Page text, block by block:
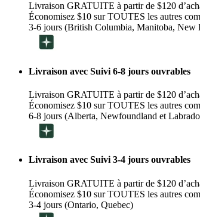
Livraison GRATUITE à partir de $120
Économisez $10 sur TOUTES les autres
3-6 jours (British Columbia, Manitoba,
Livraison avec Suivi 6-8 jours ouvrables
Livraison GRATUITE à partir de $120
Économisez $10 sur TOUTES les autres
6-8 jours (Alberta, Newfoundland et
Livraison avec Suivi 3-4 jours ouvrables
Livraison GRATUITE à partir de $120
Économisez $10 sur TOUTES les autres
3-4 jours (Ontario, Quebec)